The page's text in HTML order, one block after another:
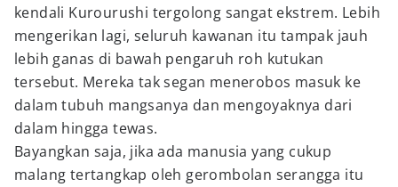
kendali Kurourushi tergolong sangat ekstrem. Lebih
mengerikan lagi, seluruh kawanan itu tampak jauh
lebih ganas di bawah pengaruh roh kutukan
tersebut. Mereka tak segan menerobos masuk ke
dalam tubuh mangsanya dan mengoyaknya dari
dalam hingga tewas.
Bayangkan saja, jika ada manusia yang cukup
malang tertangkap oleh gerombolan serangga itu